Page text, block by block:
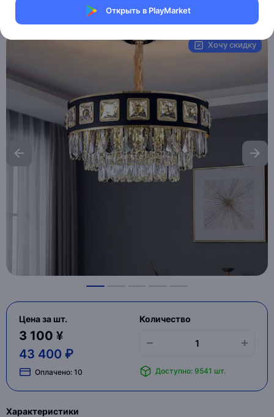
Открыть в PlayMarket
MAI__HE_MAI_ALTIN
Хочу скидку
Цена за шт.
3 100 ¥
43 400 ₽
Оплачено: 10
Количество
Доступно: 9541 шт.
Характеристики